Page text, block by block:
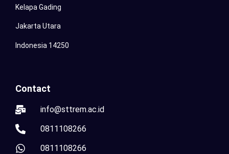
Kelapa Gading
Jakarta Utara
Indonesia 14250
Contact
info@sttrem.ac.id
0811108266
0811108266